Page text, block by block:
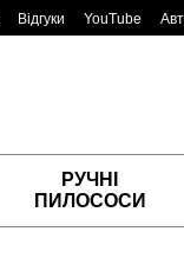
Відгуки YouTube
РУЧНІ
ПИЛОСОСИ